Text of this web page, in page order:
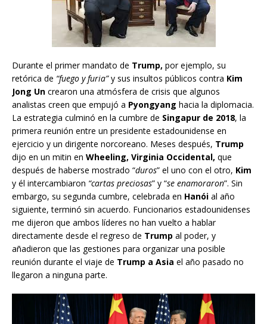
Durante el primer mandato de Trump, por ejemplo, su
retórica de “fuego y furia”y sus insultos públicos contra Kim
Jong Un crearon una atmósfera de crisis que algunos
analistas creen que empujó a Pyongyang hacia la diplomacia.
La estrategia culminó en la cumbre de Singapur de 2018, la
primera reunión entre un presidente estadounidense en
ejercicio y un dirigente norcoreano. Meses después, Trump
dijo en un mitin en Wheeling, Virginia Occidental, que
después de haberse mostrado “duros” el uno con el otro, Kim
y él intercambiaron “cartas preciosas” y “se enamoraron”. Sin
embargo, su segunda cumbre, celebrada en Hanói al año
siguiente, terminó sin acuerdo. Funcionarios estadounidenses
me dijeron que ambos líderes no han vuelto a hablar
directamente desde el regreso de Trump al poder, y
añadieron que las gestiones para organizar una posible
reunión durante el viaje de Trump a Asia el año pasado no
llegaron a ninguna parte.